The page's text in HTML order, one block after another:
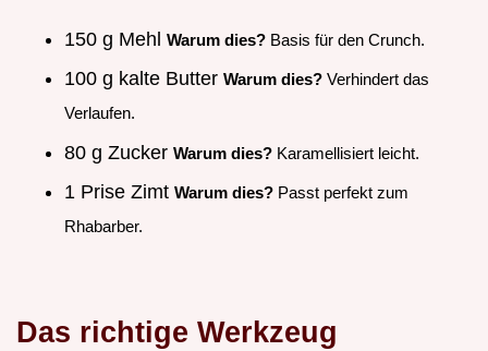
150 g Mehl Warum dies? Basis für den Crunch.
100 g kalte Butter Warum dies? Verhindert das
Verlaufen.
80 g Zucker Warum dies? Karamellisiert leicht.
1 Prise Zimt Warum dies? Passt perfekt zum
Rhabarber.
Das richtige Werkzeug